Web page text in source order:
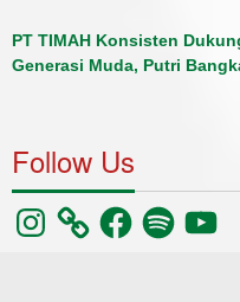
PT TIMAH Konsisten
Generasi Muda, Putri
Follow Us
Instagram FacebookSpotify